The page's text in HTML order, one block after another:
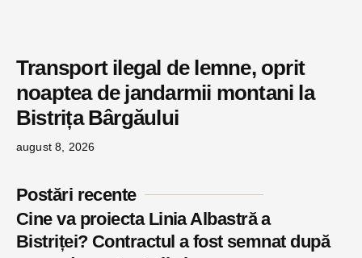
Transport ilegal de lemne, oprit
noaptea de jandarmii montani la
Bistrița Bârgăului
august 8, 2026
Postări recente
Cine va proiecta Linia Albastră a
Bistriței? Contractul a fost semnat după